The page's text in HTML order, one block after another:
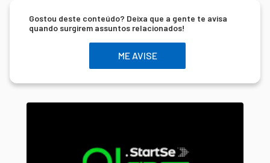
Gostou deste conteúdo? Deixa que a gente te avisa
quando surgirem assuntos relacionados!
ME AVISE